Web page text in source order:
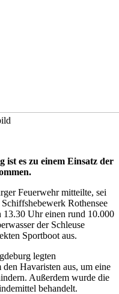
ist es zu einem Einsatz der
Feuerwehr mitteilte, sei
Rothensee
13.30 Uhr einen rund 10.000
der Schleuse
Sportboot aus.
legten
Havaristen aus, um eine
Außerdem wurde die
behandelt.